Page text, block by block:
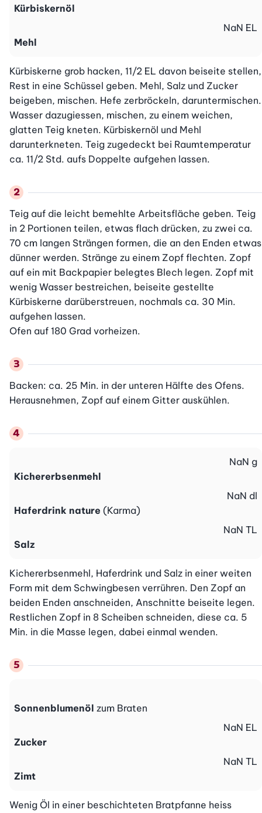
Kürbiskernöl
Mehl
NaN EL
Kürbiskerne grob hacken, 11/2 EL davon beiseite stellen,
Rest in eine Schüssel geben. Mehl, Salz und Zucker
beigeben, mischen. Hefe zerbröckeln, daruntermischen.
Wasser dazugiessen, mischen, zu einem weichen,
glatten Teig kneten. Kürbiskernöl und Mehl
darunterkneten. Teig zugedeckt bei Raumtemperatur
ca. 11/2 Std. aufs Doppelte aufgehen lassen.
Teig auf die leicht bemehlte Arbeitsfläche geben. Teig
in 2 Portionen teilen, etwas flach drücken, zu zwei ca.
70 cm langen Strängen formen, die an den Enden etwas
dünner werden. Stränge zu einem Zopf flechten. Zopf
auf ein mit Backpapier belegtes Blech legen. Zopf mit
wenig Wasser bestreichen, beiseite gestellte
Kürbiskerne darüberstreuen, nochmals ca. 30 Min.
aufgehen lassen.
Ofen auf 180 Grad vorheizen.
Backen: ca. 25 Min. in der unteren Hälfte des Ofens.
Herausnehmen, Zopf auf einem Gitter auskühlen.
Kichererbsenmehl
NaN g
Haferdrink nature (Karma)
NaN dl
Salz
NaN TL
Kichererbsenmehl, Haferdrink und Salz in einer weiten
Form mit dem Schwingbesen verrühren. Den Zopf an
beiden Enden anschneiden, Anschnitte beiseite legen.
Restlichen Zopf in 8 Scheiben schneiden, diese ca. 5
Min. in die Masse legen, dabei einmal wenden.
Sonnenblumenöl zum Braten
Zucker
NaN EL
Zimt
NaN TL
Wenig Öl in einer beschichteten Bratpfanne heiss